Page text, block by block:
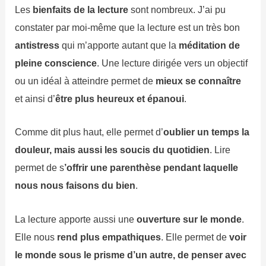
Les bienfaits de la lecture sont nombreux. J’ai pu
constater par moi-même que la lecture est un très bon
antistress qui m’apporte autant que la méditation de
pleine conscience. Une lecture dirigée vers un objectif
ou un idéal à atteindre permet de mieux se connaître
et ainsi d’être plus heureux et épanoui.
Comme dit plus haut, elle permet d’oublier un temps la
douleur, mais aussi les soucis du quotidien. Lire
permet de s’offrir une parenthèse pendant laquelle
nous nous faisons du bien.
La lecture apporte aussi uneouverture sur le monde.
Elle nous rend plus empathiques. Elle permet devoir
le monde sous le prisme d’un autre, de penser avec